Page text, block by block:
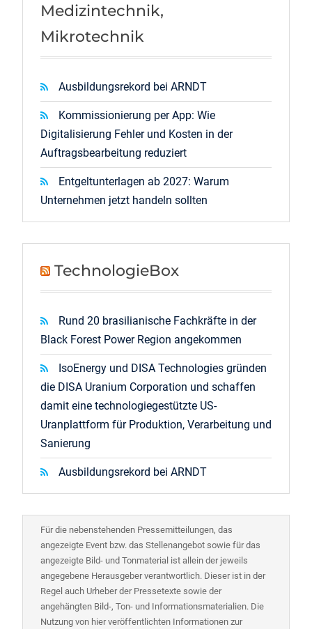
Medizintechnik,
Mikrotechnik
Ausbildungsrekord bei ARNDT
Kommissionierung per App: Wie
Digitalisierung Fehler und Kosten in der
Auftragsbearbeitung reduziert
Entgeltunterlagen ab 2027: Warum
Unternehmen jetzt handeln sollten
TechnologieBox
Rund 20 brasilianische Fachkräfte in der
Black Forest Power Region angekommen
IsoEnergy und DISA Technologies gründen
die DISA Uranium Corporation und schaffen
damit eine technologiegestützte US-
Uranplattform für Produktion, Verarbeitung und
Sanierung
Ausbildungsrekord bei ARNDT
Für die nebenstehenden Pressemitteilungen, das
angezeigte Event bzw. das Stellenangebot sowie für das
angezeigte Bild- und Tonmaterial ist allein der jeweils
angegebene Herausgeber verantwortlich. Dieser ist in der
Regel auch Urheber der Pressetexte sowie der
angehängten Bild-, Ton- und Informationsmaterialien. Die
Nutzung von hier veröffentlichten Informationen zur